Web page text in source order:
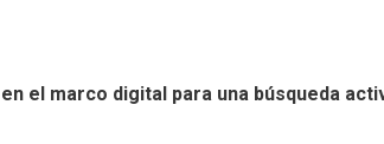
el marco digital para una búsqueda